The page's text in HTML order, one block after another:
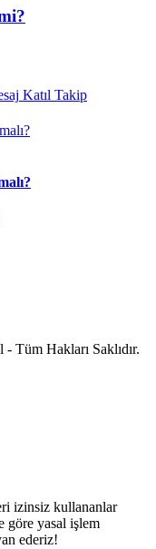
Katıl Takip
Hakları Saklıdır.
izinsiz kullananlar
göre yasal işlem
ederiz!